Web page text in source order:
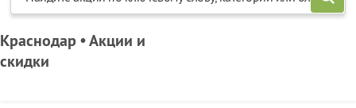
Краснодар • Акции и
скидки